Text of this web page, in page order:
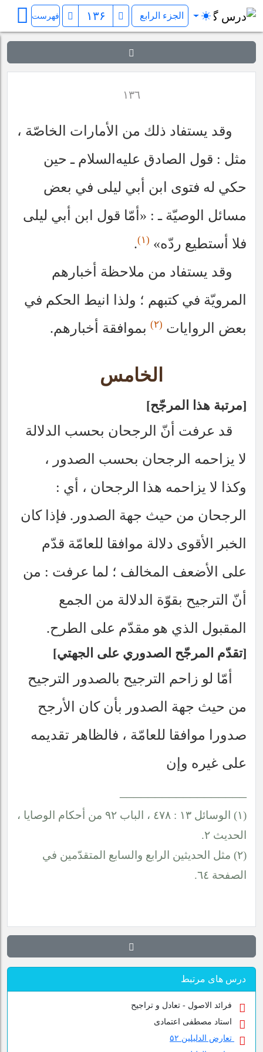
فرائد الاصول (رسائل) فهرست
١٣٦
وقد يستفاد ذلك من الأمارات الخاصّة ،
مثل : قول الصادق عليه‌السلام ـ حين
حكي له فتوى ابن أبي ليلى في بعض
مسائل الوصيّة ـ : «أمّا قول ابن أبي ليلى
فلا أستطيع ردّه» (١)
.
وقد يستفاد من ملاحظة أخبارهم
المرويّة في كتبهم ؛ ولذا انيط الحكم في
بعض الروايات (٢) بموافقة أخبارهم.
الخامس
مرتبة هذا المرجّح
قد عرفت أنّ الرجحان بحسب الدلالة
لا يزاحمه الرجحان بحسب الصدور ،
وكذا لا يزاحمه هذا الرجحان ، أي :
الرجحان من حيث جهة الصدور. فإذا كان
الخبر الأقوى دلالة موافقا للعامّة قدّم
على الأضعف المخالف ؛ لما عرفت : من
أنّ الترجيح بقوّة الدلالة من الجمع
المقبول الذي هو مقدّم على الطرح.
تقدّم المرجّح الصدوري على الجهتي
أمّا لو زاحم الترجيح بالصدور الترجيح
من حيث جهة الصدور بأن كان الأرجح
صدورا موافقا للعامّة ، فالظاهر تقديمه
على غيره وإن
(١) الوسائل ١٣ : ٤٧٨ ، الباب ٩٢ من أحكام الوصايا ،
الحديث ٢.
(٢) مثل الحديثين الرابع والسابع المتقدّمين في
الصفحة ٦٤.
درس های مرتبط
فرائد الاصول - تعادل و تراجیح
استاد مصطفی اعتمادی
تعارض الدلیلین ۵۲